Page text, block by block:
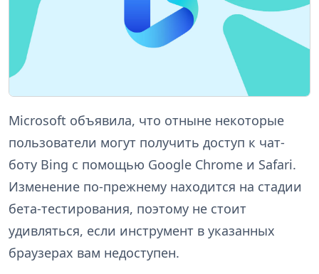
Microsoft объявила, что отныне некоторые
пользователи могут получить доступ к чат-
боту Bing с помощью Google Chrome и Safari.
Изменение по-прежнему находится на стадии
бета-тестирования, поэтому не стоит
удивляться, если инструмент в указанных
браузерах вам недоступен.